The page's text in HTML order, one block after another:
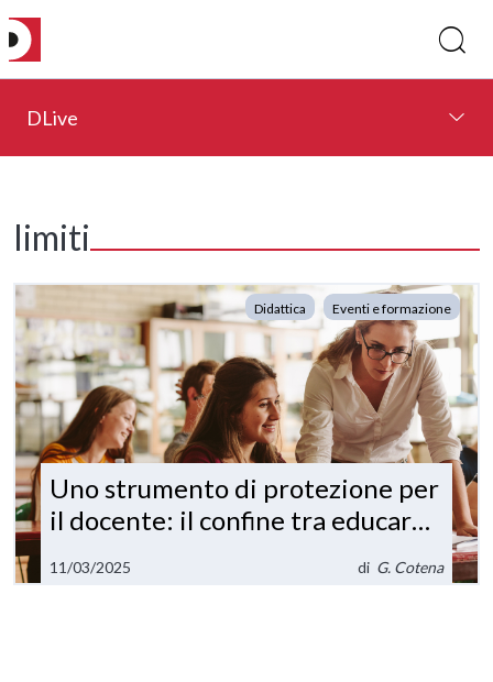
DLive
limiti
Didattica Eventi e formazione
Uno strumento di protezione per
il docente: il confine tra educare
11/03/2025 di G. Cotena